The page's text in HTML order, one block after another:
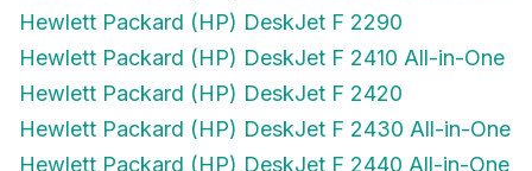
Hewlett Packard (HP) DeskJet F 2290
Hewlett Packard (HP) DeskJet F 2410 All-in-One
Hewlett Packard (HP) DeskJet F 2420
Hewlett Packard (HP) DeskJet F 2430 All-in-One
Hewlett Packard (HP) DeskJet F 2440 All-in-One